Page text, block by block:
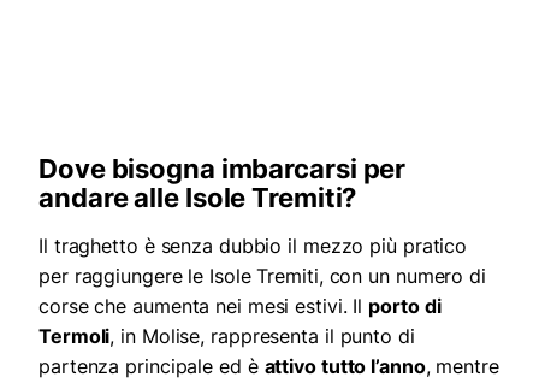
Dove bisogna imbarcarsi per
andare alle Isole Tremiti?
Il traghetto è senza dubbio il mezzo più pratico
per raggiungere le Isole Tremiti, con un numero di
corse che aumenta nei mesi estivi. Il porto di
Termoli, in Molise, rappresenta il punto di
partenza principale ed è attivo tutto l’anno, mentre